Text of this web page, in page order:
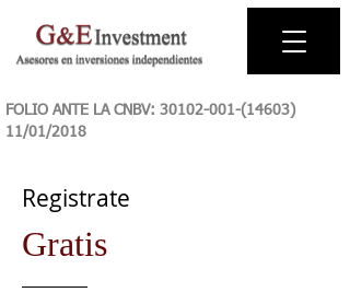
FOLIO ANTE LA CNBV: 30102-001-(14603)
11/01/2018
Registrate
Gratis